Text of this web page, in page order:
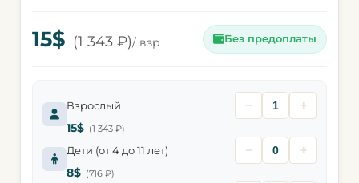
15$ (1 343 ₽)/ взр Без предоплаты
Взрослый − +
15$ (1 343 ₽)
Дети (от 4 до 11 лет) − +
8$ (716 ₽)